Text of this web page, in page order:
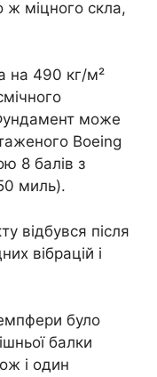
ж міцного скла,
на 490 кг/м²
може
Boeing
8 балів з
миль).
відбувся після
вібрацій і
було
балки
і один